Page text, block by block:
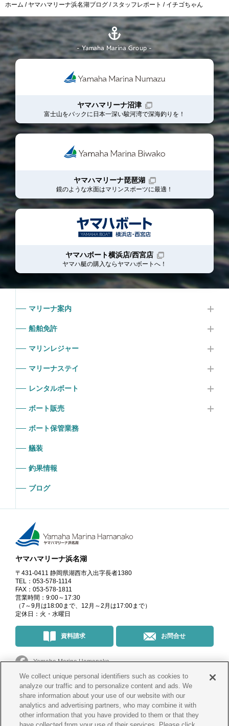
ホーム ヤマハマリーナ浜名湖ブログ スタッフレポート イチゴちゃん
- Yamaha Marina Group -
ヤマハマリーナ沼津
富士山をバックに日本一深い駿河湾で深海釣りを！
ヤマハマリーナ琵琶湖
鏡のような水面はマリンスポーツに最適！
ヤマハボート横浜店/西宮店
ヤマハ艇の購入ならヤマハボート へ！
マリーナ案内
船舶免許
マリンレジャー
マリーナステイ
レンタルボート
ボート販売
ボート保管業務
艤装
釣果情報
ブログ
ヤマハマリーナ浜名湖
〒431-0411 静岡県湖西市入出字長者1380
TEL：053-578-1114
FAX：053-578-1811
営業時間：9:00～17:30
（7～9月は18:00まで、12月～2月は17:00まで）
定休日：火・水曜日
資料請求 お問合せ
Yamaha Marina Hamanako
マリーナ・イベント情報＠yamahamarinahamanako
釣果情報@yamahamarina_hamanako
We collect unique personal identifiers such as cookies to
analyze our traffic and to personalize content and ads. We
share information about your use of our website with our
analytics and advertising partners, who may combine it with
other information that you have provided to them or that they